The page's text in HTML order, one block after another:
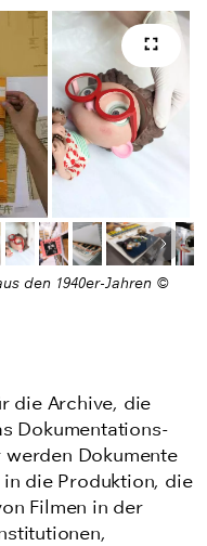
den 1940er-Jahren ©
die Archive, die
Dokumentations-
Dokumente
die Produktion, die
Filmen in der